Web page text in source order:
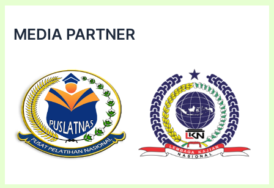
MEDIA PARTNER